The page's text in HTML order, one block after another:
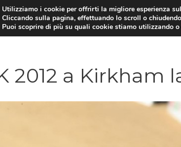
2012 a Kirkham
Utilizziamo i cookie per offrirti la migliore esperienza
Cliccando sulla pagina, effettuando lo scroll o
Puoi scoprire di più su quali cookie stiamo utilizzando